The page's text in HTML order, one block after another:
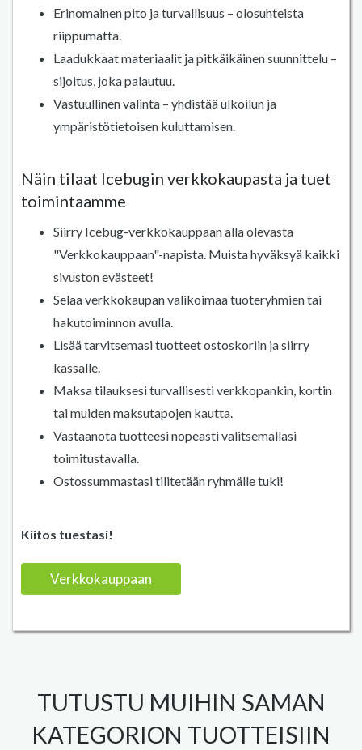
Erinomainen pito ja turvallisuus – olosuhteista
riippumatta.
Laadukkaat materiaalit ja pitkäikäinen suunnittelu –
sijoitus, joka palautuu.
Vastuullinen valinta – yhdistää ulkoilun ja
ympäristötietoisen kuluttamisen.
Näin tilaat Icebugin verkkokaupasta ja tuet
toimintaamme
Siirry Icebug-verkkokauppaan alla olevasta
"Verkkokauppaan"-napista. Muista hyväksyä kaikki
sivuston evästeet!
Selaa verkkokaupan valikoimaa tuoteryhmien tai
hakutoiminnon avulla.
Lisää tarvitsemasi tuotteet ostoskoriin ja siirry
kassalle.
Maksa tilauksesi turvallisesti verkkopankin, kortin
tai muiden maksutapojen kautta.
Vastaanota tuotteesi nopeasti valitsemallasi
toimitustavalla.
Ostossummastasi tilitetään ryhmälle tuki!
Kiitos tuestasi!
Verkkokauppaan
TUTUSTU MUIHIN SAMAN
KATEGORION TUOTTEISIIN